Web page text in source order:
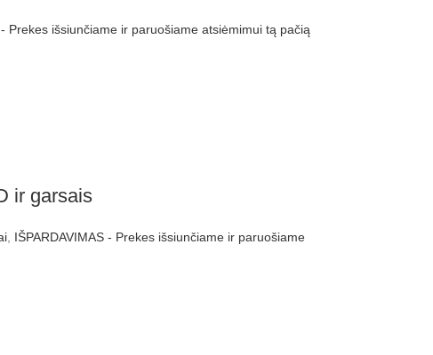
- Prekes išsiunčiame ir paruošiame atsiėmimui tą pačią
ir garsais
, IŠPARDAVIMAS - Prekes išsiunčiame ir paruošiame